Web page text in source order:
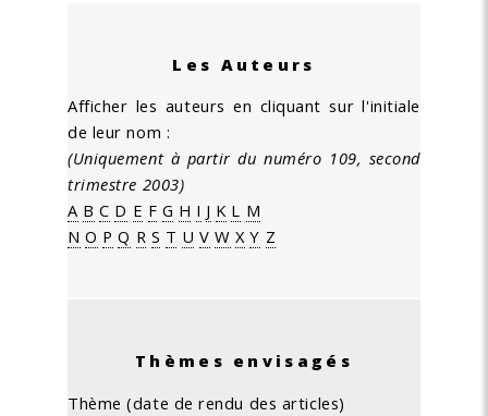
Les Auteurs
Afficher les auteurs en cliquant sur l'initiale
de leur nom :
(Uniquement à partir du numéro 109, second
trimestre 2003)
A B C D E F G H I J K L M
N O P Q R S T U V W X Y Z
Thèmes envisagés
Thème (date de rendu des articles)